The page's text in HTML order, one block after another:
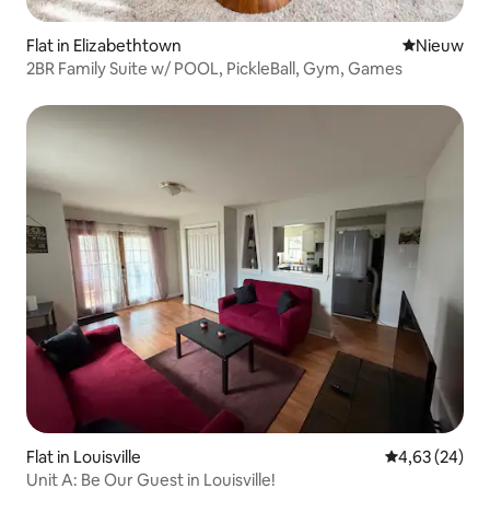
Flat in Elizabethtown Nieuwe
Nieuw
2BR Family Suite w/ POOL, PickleBall, Gym, Games
Flat in Louisville Gemiddelde
4,63 (24)
Unit A: Be Our Guest in Louisville!